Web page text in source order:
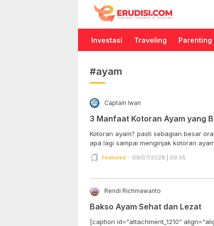
Erudisi
Temukan Jawaban dan Inspirasi
Investasi Traveling Parenting
#ayam
Captain Iwan
3 Manfaat Kotoran Ayam yang
Kotoran ayam? pasti sebagian besar
apa lagi sampai menginjak kotoran
Featured 09/07/2026 | 09:55
Rendi Richmawanto
Bakso Ayam Sehat dan Lezat
[caption id="attachment_1210"